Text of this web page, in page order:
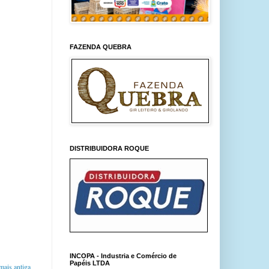
antiga
FAZENDA QUEBRA
DISTRIBUIDORA ROQUE
INCOPA - Industria e Comércio de
Papéis LTDA